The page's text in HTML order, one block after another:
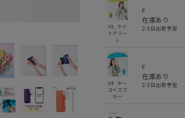
03. ライ
トグリー
ン
F
在庫あり
2-3日出荷予定
04. ター
コイズブ
ルー
F
在庫あり
2-3日出荷予定